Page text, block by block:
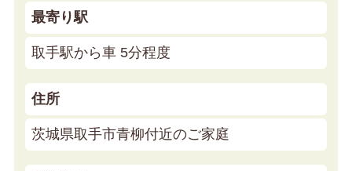
最寄り駅
取手駅から車 5分程度
住所
茨城県取手市青柳付近のご家庭